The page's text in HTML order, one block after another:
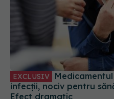
infecții, nociv pentru
Efect dramatic
21 noi 2023, 18:11